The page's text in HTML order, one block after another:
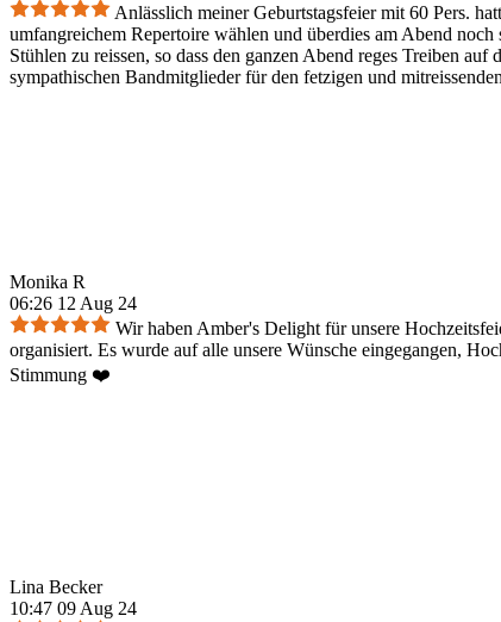
Anlässlich meiner Geburtstagsfeier mit 60 Pers.
umfangreichem Repertoire wählen und überdies am Abend
Stühlen zu reissen, so dass den ganzen Abend reges Treiben
sympathischen Bandmitglieder für den fetzigen und
Monika R
06:26 12 Aug 24
Wir haben Amber's Delight für unsere
organisiert. Es wurde auf alle unsere Wünsche eingegangen,
Stimmung ❤️
Lina Becker
10:47 09 Aug 24